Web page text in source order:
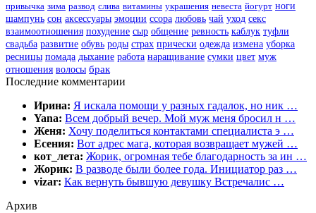
привычка зима развод слива витамины украшения невеста йогурт ноги
шампунь сон аксессуары эмоции ссора любовь чай уход секс
взаимоотношения похудение сыр общение ревность каблук туфли
свадьба развитие обувь роды страх прически одежда измена уборка
ресницы помада дыхание работа наращивание сумки цвет муж
отношения волосы брак
Последние комментарии
Ирина: Я искала помощи у разных гадалок, но ник …
Yana: Всем добрый вечер. Мой муж меня бросил н …
Женя: Хочу поделиться контактами специалиста э …
Есения: Вот адрес мага, которая возвращает мужей …
кот_лета: Жорик, огромная тебе благодарность за ин …
Жорик: В разводе были более года. Инициатор раз …
vizar: Как вернуть бывшую девушку Встречалис …
Архив